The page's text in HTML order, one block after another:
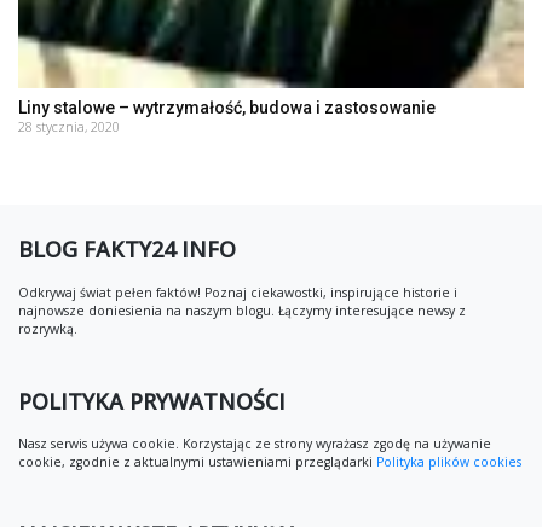
Liny stalowe – wytrzymałość, budowa i zastosowanie
28 stycznia, 2020
BLOG FAKTY24 INFO
Odkrywaj świat pełen faktów! Poznaj ciekawostki, inspirujące historie i
najnowsze doniesienia na naszym blogu. Łączymy interesujące newsy z
rozrywką.
POLITYKA PRYWATNOŚCI
Nasz serwis używa cookie. Korzystając ze strony wyrażasz zgodę na używanie
cookie, zgodnie z aktualnymi ustawieniami przeglądarki Polityka plików cookies